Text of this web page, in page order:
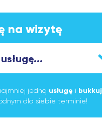
na wizytę
jedną usługę i bukkuj
dla siebie terminie!